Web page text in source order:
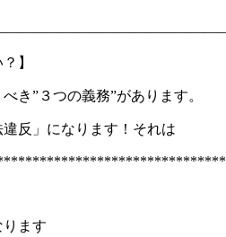
】
き”３つの義務”があります。
反」になります！それは
ます